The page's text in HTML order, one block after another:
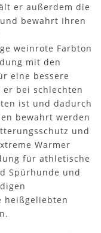
er außerdem die
bewahrt Ihren
weinrote Farbton
mit den
eine bessere
er bei schlechten
ist und dadurch
bewahrt werden
und
Warmer
für athletische
Spürhunde und
heißgeliebten